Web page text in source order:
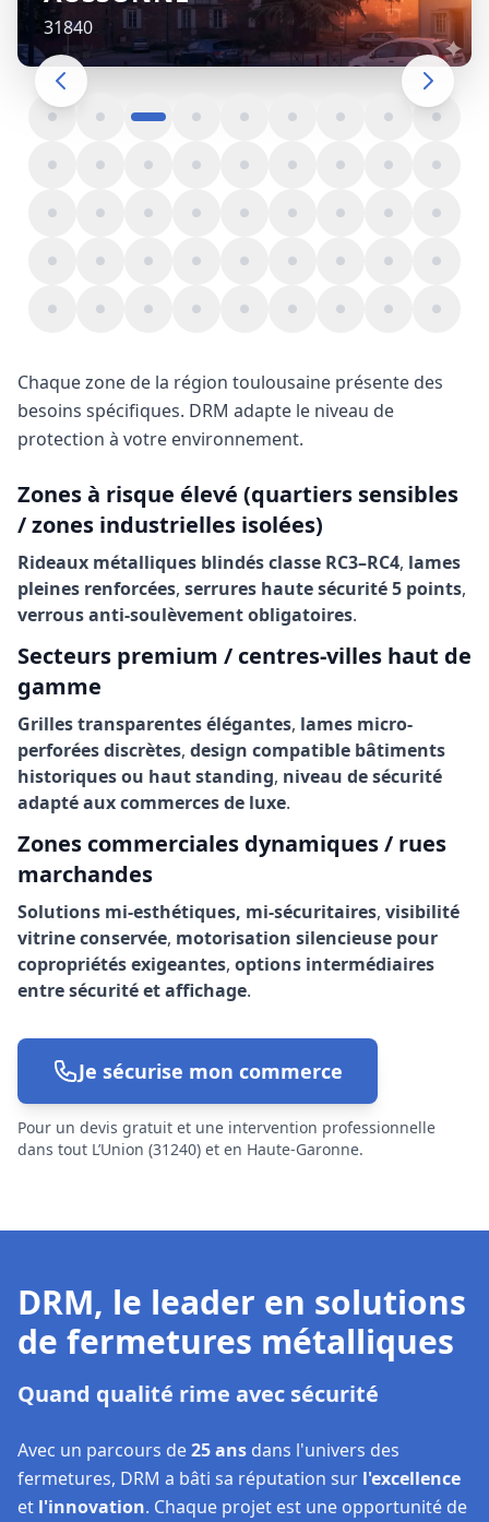
31840
Chaque zone de la région toulousaine présente des
besoins spécifiques. DRM adapte le niveau de
protection à votre environnement.
Zones à risque élevé (quartiers sensibles
/ zones industrielles isolées)
Rideaux métalliques blindés classe RC3–RC4, lames
pleines renforcées, serrures haute sécurité 5 points,
verrous anti-soulèvement obligatoires.
Secteurs premium / centres-villes haut de
gamme
Grilles transparentes élégantes, lames micro-
perforées discrètes, design compatible bâtiments
historiques ou haut standing, niveau de sécurité
adapté aux commerces de luxe.
Zones commerciales dynamiques / rues
marchandes
Solutions mi-esthétiques, mi-sécuritaires, visibilité
vitrine conservée, motorisation silencieuse pour
copropriétés exigeantes, options intermédiaires
entre sécurité et affichage.
Je sécurise mon commerce
Pour un devis gratuit et une intervention professionnelle
dans tout L’Union (31240) et en Haute-Garonne.
DRM, le leader en solutions
de fermetures métalliques
Quand qualité rime avec sécurité
Avec un parcours de25 ans dans l'univers des
fermetures, DRM a bâti sa réputation sur l'excellence
et l'innovation. Chaque projet est une opportunité de